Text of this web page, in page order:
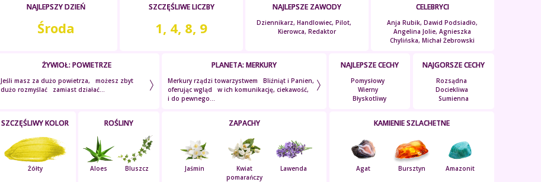
NAJLEPSZY DZIEŃ
Środa
SZCZĘŚLIWE LICZBY
1, 4, 8, 9
NAJLEPSZE ZAWODY
Dziennikarz, Handlowiec, Pilot,
Kierowca, Redaktor
CELEBRYCI
Anja Rubik, Dawid Podsiadło,
Angelina Jolie, Agnieszka
Chylińska, Michał Żebrowski
ŻYWIOŁ: POWIETRZE
Jeśli masz za dużo powietrza, możesz zbyt
dużo rozmyślać zamiast działać...
PLANETA: MERKURY
Merkury rządzi towarzystwem Bliźniąt i Panien,
oferując wgląd w ich komunikację, ciekawość,
i do pewnego...
NAJLEPSZE CECHY
Pomysłowy
Wierny
Błyskotliwy
NAJGORSZE CECHY
Rozsądna
Dociekliwa
Sumienna
SZCZĘŚLIWY KOLOR
Żółty
ROŚLINY
Aloes Bluszcz
ZAPACHY
Jaśmin
Kwiat
pomarańczy
Lawenda
KAMIENIE SZLACHETNE
Agat Bursztyn Amazonit